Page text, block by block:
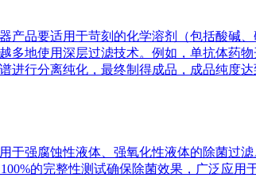
品要适用于苛刻的化学溶剂（包括酸碱
地使用深层过滤技术。例如，单抗体药
行分离纯化，最终制得成品，成品纯度达
强腐蚀性液体、强氧化性液体的除菌过
的完整性测试确保除菌效果，广泛应用